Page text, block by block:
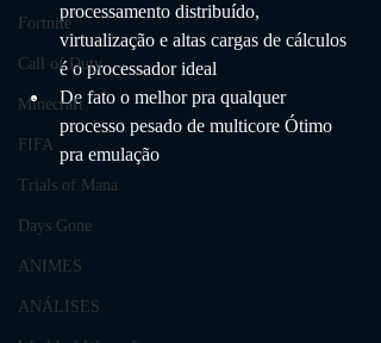
Fortnite
Call of Duty
Minecraft
FIFA
Trials of Mana
Days Gone
ANIMES
ANÁLISES
processamento distribuído,
virtualização e altas cargas de cálculos
é o processador ideal
De fato o melhor pra qualquer
processo pesado de multicore Ótimo
pra emulação